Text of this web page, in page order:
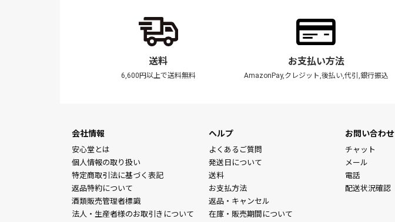
送料
6,600円以上で送料無料
お支払い方法
AmazonPay,クレジット,後払い,代引,銀行振込
会社情報
安心堂とは
個人情報の取り扱い
特定商取引法に基づく表記
返品特約について
酒類販売管理者標識
法人・生産者様のお取引きについて
ヘルプ
よくあるご質問
発送日について
送料
お支払方法
返品・キャンセル
在庫・販売期間について
お問い合わせ
チャット
メール
電話
配送状況確認